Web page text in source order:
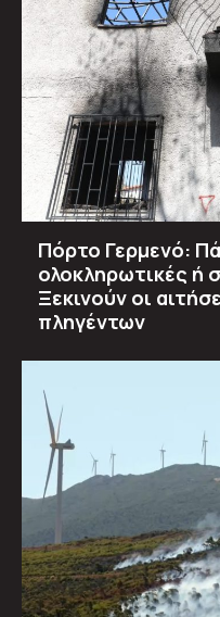
Πόρτο Γερμενό:
ολοκληρωτικές ή
Ξεκινούν οι
πληγέντων